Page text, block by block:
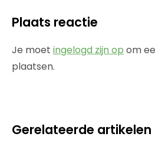
Plaats reactie
Je moet ingelogd zijn op om
plaatsen.
Gerelateerde artikelen